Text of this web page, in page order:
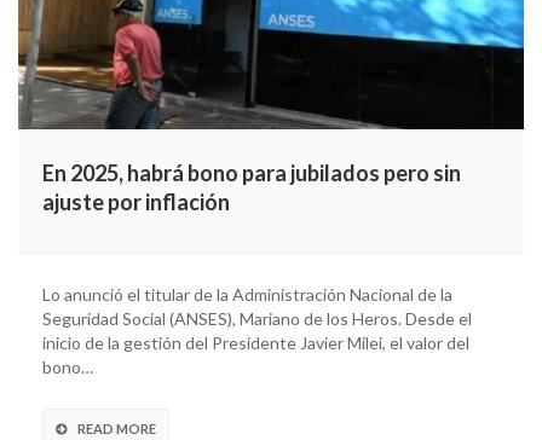
En 2025, habrá bono para jubilados pero sin
ajuste por inflación
Lo anunció el titular de la Administración Nacional de la
Seguridad Social (ANSES), Mariano de los Heros. Desde el
inicio de la gestión del Presidente Javier Milei, el valor del
bono…
READ MORE